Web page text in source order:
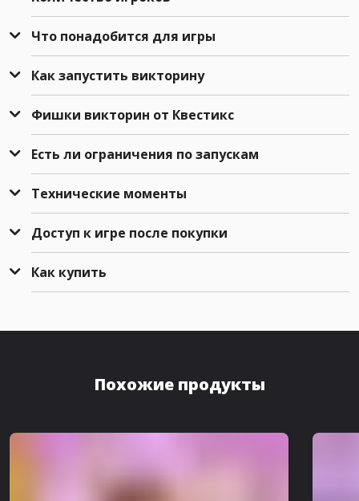
Что понадобится для игры
Как запустить викторину
Фишки викторин от Квестикс
Есть ли ограничения по запускам
Технические моменты
Доступ к игре после покупки
Как купить
Похожие продукты